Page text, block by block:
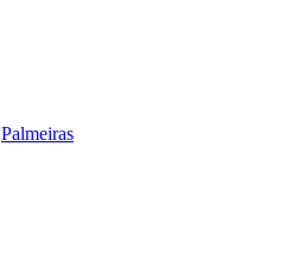
Palmeiras